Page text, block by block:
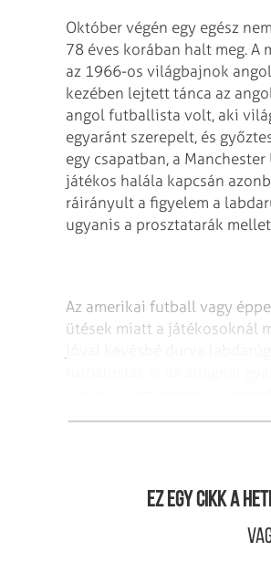
Október végén egy egész
78 éves korában halt meg.
az 1966-os világbajnok
kezében lejtett tánca az
angol futballista volt, aki
egyaránt szerepelt, és
egy csapatban, a
játékos halála kapcsán
ráirányult a figyelem a
ugyanis a prosztatarák
Az amerikai futball vagy
ütések miatt a játékosoknál
(CTE).
Ez egy cikk a